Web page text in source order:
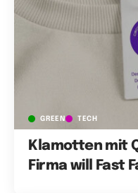
GREEN TECH
Klamotten mit
Firma will Fast